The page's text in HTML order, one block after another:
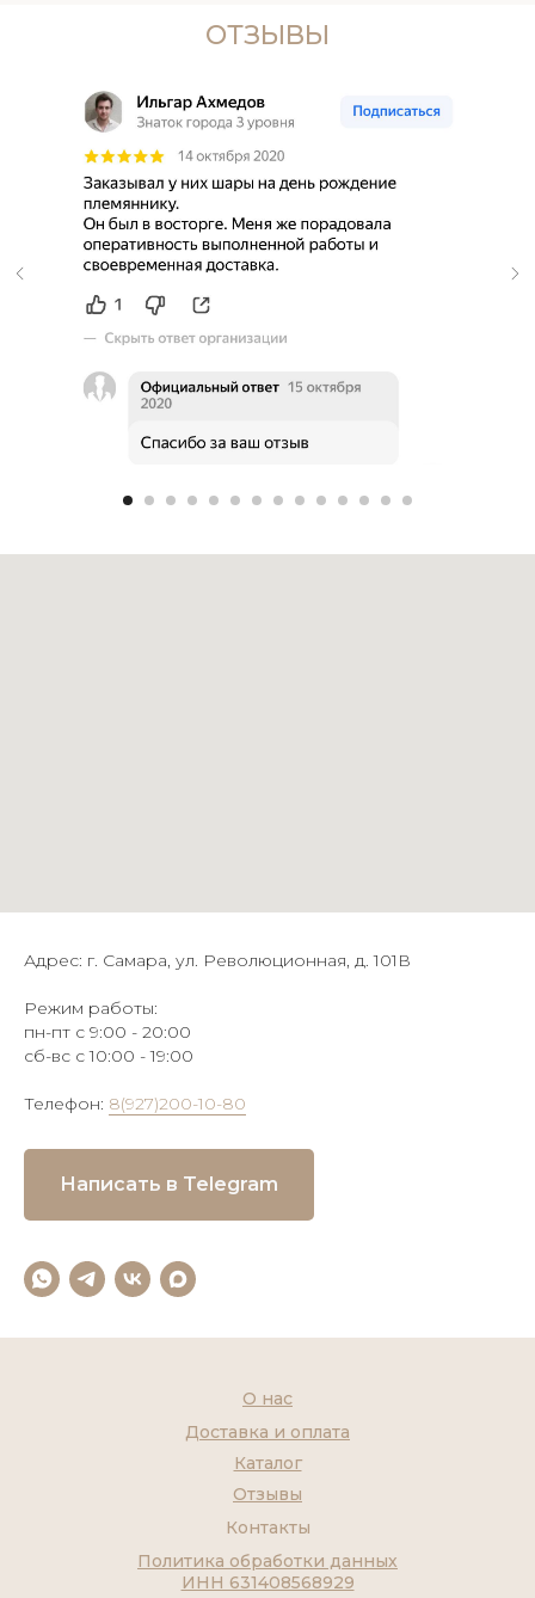
ОТЗЫВЫ
Адрес: г. Самара, ул. Революционная, д. 101В
Режим работы:
пн-пт с 9:00 - 20:00
сб-вс с 10:00 - 19:00
Телефон: 8(927)200-10-80
Написать в Telegram
Контакты
Каталог
О нас
Доставка и оплата
Отзывы
Политика обработки данных
ИНН 631408568929